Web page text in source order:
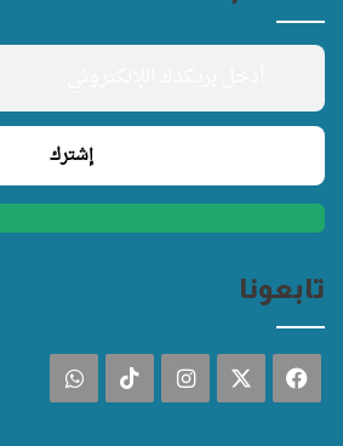
تابعونا
فيسبوك انستقرام ‫TikTokواتساب